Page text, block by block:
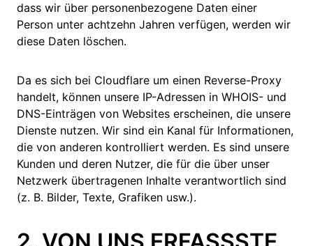
dass wir über personenbezogene Daten einer
Person unter achtzehn Jahren verfügen, werden wir
diese Daten löschen.
Da es sich bei Cloudflare um einen Reverse-Proxy
handelt, können unsere IP-Adressen in WHOIS- und
DNS-Einträgen von Websites erscheinen, die unsere
Dienste nutzen. Wir sind ein Kanal für Informationen,
die von anderen kontrolliert werden. Es sind unsere
Kunden und deren Nutzer, die für die über unser
Netzwerk übertragenen Inhalte verantwortlich sind
(z. B. Bilder, Texte, Grafiken usw.).